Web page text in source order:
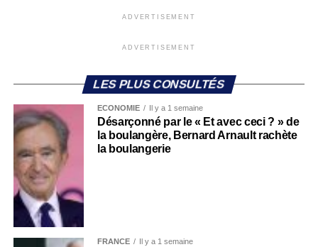
ADVERTISEMENT
ADVERTISEMENT
LES PLUS CONSULTÉS
ECONOMIE Il y a 1 semaine
Désarçonné par le « Et avec ceci ? » de
la boulangère, Bernard Arnault rachète
la boulangerie
FRANCE Il y a 1 semaine